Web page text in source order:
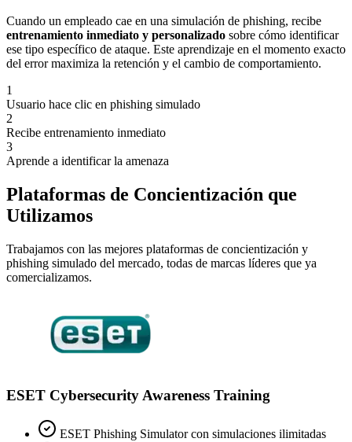
Cuando un empleado cae en una simulación de phishing, recibe
entrenamiento inmediato y personalizado sobre cómo identificar
ese tipo específico de ataque. Este aprendizaje en el momento exacto
del error maximiza la retención y el cambio de comportamiento.
1
Usuario hace clic en phishing simulado
2
Recibe entrenamiento inmediato
3
Aprende a identificar la amenaza
Plataformas de Concientización que
Utilizamos
Trabajamos con las mejores plataformas de concientización y
phishing simulado del mercado, todas de marcas líderes que ya
comercializamos.
ESET Cybersecurity Awareness Training
ESET Phishing Simulator con simulaciones ilimitadas